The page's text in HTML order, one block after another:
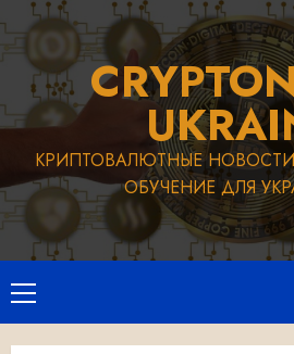
Перейти
к
содержимому
КРИПТОВАЛЮТНЫЕ
ОБУЧЕНИЕ ДЛЯ
Основное
меню